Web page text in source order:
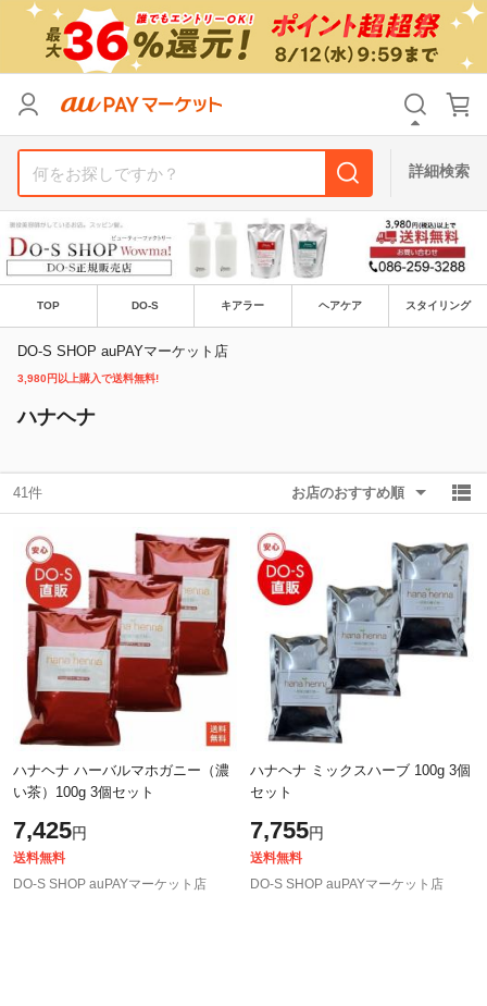
詳細検索
TOP DO-S キアラー ヘアケア スタイリング
DO-S SHOP auPAYマーケット店
3,980円以上購入で送料無料!
ハナヘナ
41件 お店のおすすめ順
ハナヘナ ハーバルマホガニー（濃
い茶）100g 3個セット
7,425円
送料無料
DO-S SHOP auPAYマーケット店
ハナヘナ ミックスハーブ 100g 3個
セット
7,755円
送料無料
DO-S SHOP auPAYマーケット店
支払い方法
その他の条件
送料無料 タイムセール
Pontaパス特典対象すべて
キーワード
除外ワード
リセット
支払い方法
その他の条件
送料無料 タイムセール
Pontaパス特典対象すべて
キーワード
除外ワード